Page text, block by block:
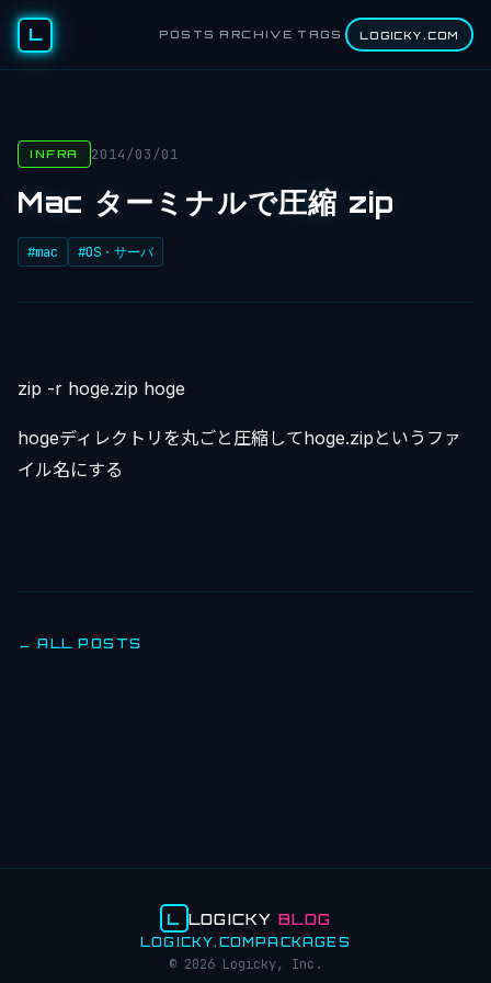
L POSTS ARCHIVE TAGS LOGICKY.COM
INFRA 2014/03/01
Mac ターミナルで圧縮 zip
#mac #OS・サーバ
zip -r hoge.zip hoge
hogeディレクトリを丸ごと圧縮してhoge.zipというファ
イル名にする
← ALL POSTS
L LOGICKYBLOG
LOGICKY.COM PACKAGES
© 2026 Logicky, Inc.